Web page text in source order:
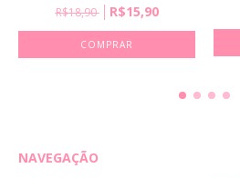
R$18,90
R$15,90
NAVEGAÇÃO